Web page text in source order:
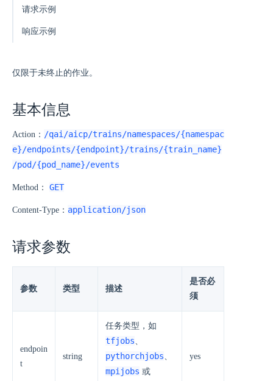
请求示例
响应示例
仅限于未终止的作业。
基本信息
Action： /qai/aicp/trains/namespaces/{namespac
e}/endpoints/{endpoint}/trains/{train_name}
/pod/{pod_name}/events
Method： GET
Content-Type： application/json
请求参数
参数 类型 描述
是否必
须
endpoin
t
string
任务类型，如
tfjobs、
pythorchjobs、
mpijobs 或
yes